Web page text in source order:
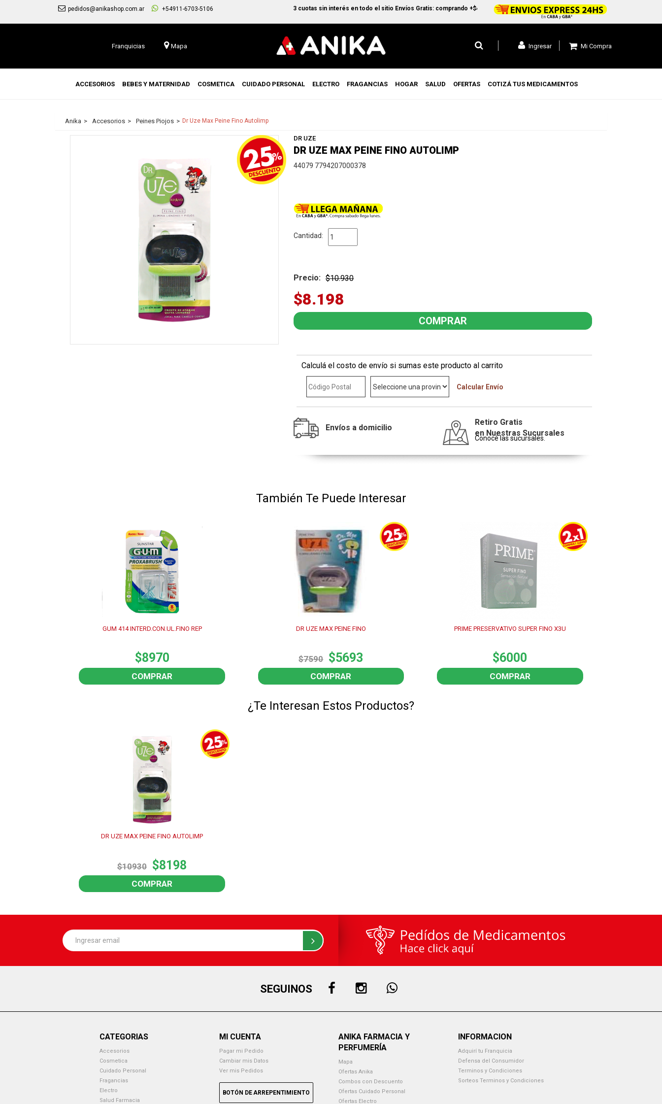
pedidos@anikashop.com.ar +54911-6703-5106 3 cuotas sin interés en todo el sitio Envíos Gratis: comprando +$45.000 en CABA y GBA1 y +$99.000 a todo el pais
Franquicias Mapa Mi Compra
Ingresar
ACCESORIOS BEBES Y MATERNIDAD COSMETICA CUIDADO PERSONAL ELECTRO FRAGANCIAS HOGAR SALUD OFERTAS COTIZÁ TUS MEDICAMENTOS
Anika Accesorios Peines Piojos Dr Uze Max Peine Fino Autolimp
DR UZE
DR UZE MAX PEINE FINO AUTOLIMP
44079 7794207000378
Cantidad:
Precio: $10.930
$8.198
Calculá el costo de envío si sumas este producto al carrito
Calcular Envío
Envíos a domicilio
Retiro Gratis
en Nuestras Sucursales
Conocé las sucursales.
También Te Puede Interesar
GUM 414 INTERD.CON.UL.FINO REP
$8970
COMPRAR
DR UZE MAX PEINE FINO
$7590 $5693
COMPRAR
PRIME PRESERVATIVO SUPER FINO X3U
$6000
COMPRAR
¿Te Interesan Estos Productos?
DR UZE MAX PEINE FINO AUTOLIMP
$10930 $8198
COMPRAR
SEGUINOS
CATEGORIAS
Accesorios
Cosmetica
Cuidado Personal
Fragancias
Electro
Salud Farmacia
MI CUENTA
Pagar mi Pedido
Cambiar mis Datos
Ver mis Pedidos
BOTÓN DE ARREPENTIMIENTO
ANIKA FARMACIA Y
PERFUMERÍA
Mapa
Ofertas Anika
Combos con Descuento
Ofertas Cuidado Personal
Ofertas Electro
INFORMACION
Adquirí tu Franquicia
Defensa del Consumidor
Terminos y Condiciones
Sorteos Terminos y Condiciones